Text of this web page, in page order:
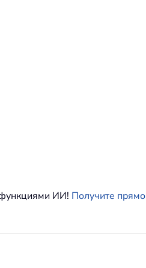
ИИ! Получите прямо